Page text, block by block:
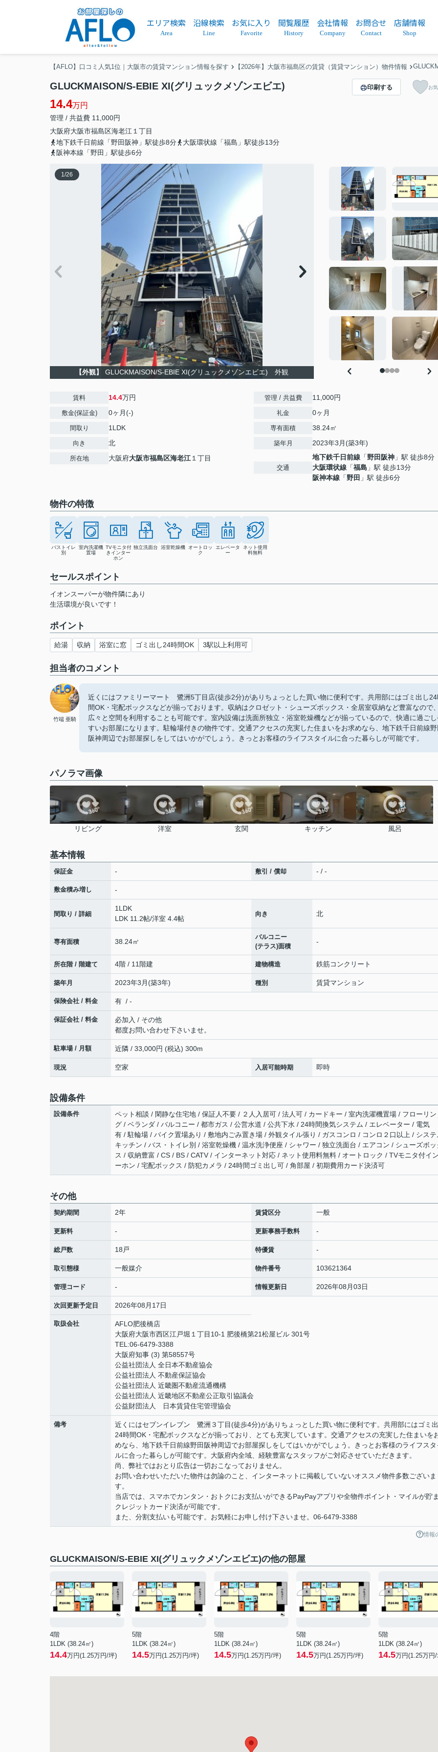
エリア検索
Area
沿線検索
Line
お気に入り
Favorite
閲覧履歴
History
会社情報
Company
お問合せ
Contact
店舗情報
Shop
【AFLO】口コミ人気1位｜大阪市の賃貸マンション情報を探す 【2026年】大阪市福島区の賃貸（賃貸マンション）物件情報
GLUCKMAISON/S-EBIE XI(グリュックメゾンエビエ)
14.4万円
管理 / 共益費 11,000円
大阪府大阪市福島区海老江 １丁目
地下鉄千日前線「野田阪神」駅徒歩8分
大阪環状線「福島」駅徒歩13分
阪神本線「野田」駅徒歩6分
印刷する お
1/26
【外観】 GLUCKMAISON/S-EBIE XI(グリュックメゾンエビエ) 外観
賃料 14.4万円
敷金(保証金) 0ヶ月(-)
間取り 1LDK
向き 北
所在地 大阪府大阪市福島区海老江 １丁目
管理 / 共益費 11,000円
礼金 0ヶ月
専有面積 38.24㎡
築年月 2023年3月(築3年)
交通
地下鉄千日前線 「野田阪神 」駅 徒歩8分
大阪環状線 「福島 」駅 徒歩13分
阪神本線 「野田 」駅 徒歩6分
物件の特徴
バストイレ
別
室内洗濯機
置場
TVモニタ付
きインター
ホン
独立洗面台 浴室乾燥機
オートロッ
ク
エレベータ
ー
ネット使用
料無料
セールスポイント
イオンスーパーが物件隣にあり
生活環境が良いです！
ポイント
給湯 収納 浴室に窓 ゴミ出し24時間OK 3駅以上利用可
担当者のコメント
竹端 亜騎
近くにはファミリーマート 鷺洲5丁目店(徒歩2分)がありちょっとした買い物に便利です。共用部にはゴミ出し
間OK・宅配ボックスなどが揃っております。収納はクロゼット・シューズボックス・全居室収納など豊富なので、
広々と空間を利用することも可能です。室内設備は洗面所独立・浴室乾燥機などが揃っているので、快適に過ご
すいお部屋になります。駐輪場付きの物件です。交通アクセスの充実した住まいをお求めなら、地下鉄千日前線野
阪神周辺でお部屋探しをしてはいかがでしょう。きっとお客様のライフスタイルに合った暮らしが可能です。
パノラマ画像
リビング 洋室 玄関 キッチン 風呂
基本情報
保証金 - 敷引 / 償却 - / -
敷金積み増し -
間取り / 詳細
1LDK
LDK 11.2帖/洋室 4.4帖
向き 北
専有面積 38.24㎡
バルコニー
(テラス)面積
-
所在階 / 階建て 4階 / 11階建 建物構造 鉄筋コンクリート
築年月 2023年3月(築3年) 種別 賃貸マンション
保険会社 / 料金 有 / -
保証会社 / 料金
必加入 / その他
都度お問い合わせ下さいませ。
駐車場 / 月額 近隣 / 33,000円 (税込) 300m
現況 空家 入居可能時期 即時
設備条件
設備条件
ペット相談 / 閑静な住宅地 / 保証人不要 / ２人入居可 / 法人可 / カードキー / 室内洗濯機置場 / フローリン
グ / ベランダ / バルコニー / 都市ガス / 公営水道 / 公共下水 / 24時間換気システム / エレベーター / 電気
有 / 駐輪場 / バイク置場あり / 敷地内ごみ置き場 / 外観タイル張り / ガスコンロ / コンロ２口以上 / システ
キッチン / バス・トイレ別 / 浴室乾燥機 / 温水洗浄便座 / シャワー / 独立洗面台 / エアコン / シューズボッ
ス / 収納豊富 / CS / BS / CATV / インターネット対応 / ネット使用料無料 / オートロック / TVモニタ付イ
ーホン / 宅配ボックス / 防犯カメラ / 24時間ゴミ出し可 / 角部屋 / 初期費用カード決済可
その他
契約期間 2年 賃貸区分 一般
更新料 - 更新事務手数料 -
総戸数 18戸 特優賃 -
取引態様 一般媒介 物件番号 103621364
管理コード - 情報更新日 2026年08月03日
次回更新予定日 2026年08月17日
取扱会社
AFLO肥後橋店
大阪府大阪市西区江戸堀１丁目10-1 肥後橋第21松屋ビル 301号
TEL:06-6479-3388
大阪府知事 (3) 第58557号
公益社団法人 全日本不動産協会
公益社団法人 不動産保証協会
公益社団法人 近畿圏不動産流通機構
公益社団法人 近畿地区不動産公正取引協議会
公益財団法人 日本賃貸住宅管理協会
備考
近くにはセブンイレブン 鷺洲３丁目(徒歩4分)がありちょっとした買い物に便利です。共用部にはゴミ
24時間OK・宅配ボックスなどが揃っており、とても充実しています。交通アクセスの充実した住まいを
めなら、地下鉄千日前線野田阪神周辺でお部屋探しをしてはいかがでしょう。きっとお客様のライフスタ
ルに合った暮らしが可能です。大阪府内全域、経験豊富なスタッフがご対応させていただきます。
尚、弊社ではおとり広告は一切おこなっておりません。
お問い合わせいただいた物件は勿論のこと、インターネットに掲載していないオススメ物件多数ございま
す。
当店では、スマホでカンタン・おトクにお支払いができるPayPayアプリや全物件ポイント・マイルが貯
クレジットカード決済が可能です。
また、分割支払いも可能です。お気軽にお申し付け下さいませ。06-6479-3388
情報
GLUCKMAISON/S-EBIE XI(グリュックメゾンエビエ)の他の部屋
4階
1LDK (38.24㎡)
14.4万円(1.25万円/坪)
5階
1LDK (38.24㎡)
14.5万円(1.25万円/坪)
5階
1LDK (38.24㎡)
14.5万円(1.25万円/坪)
5階
1LDK (38.24㎡)
14.5万円(1.25万円/坪)
5階
1LDK (38.24㎡)
14.5万円(1.25万円